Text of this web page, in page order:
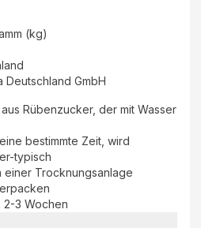
(kg)
Deutschland GmbH
Rübenzucker, der mit Wasser
bestimmte Zeit, wird
typisch
Trocknungsanlage
3 Wochen